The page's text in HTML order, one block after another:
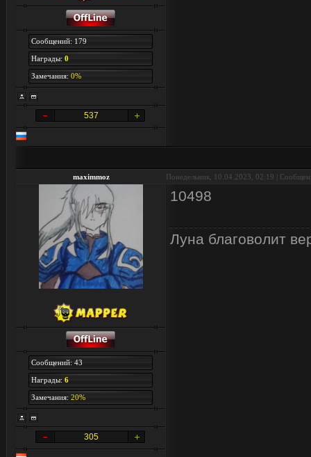
Сообщений: 179
Награды: 0
Замечания: 0%
537
maximmoz Понедельник, 10.04.2023, 02:19 |
Сообщений: 43
Награды: 6
Замечания: 20%
305
10498
Луна благоволит